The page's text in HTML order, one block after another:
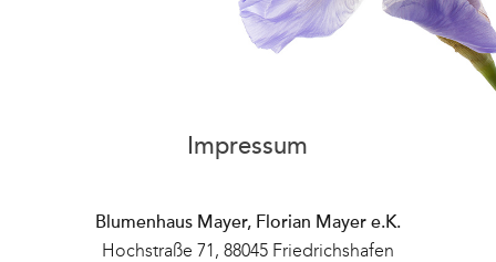
Impressum
Blumenhaus Mayer, Florian Mayer e.K.
Hochstraße 71, 88045 Friedrichshafen